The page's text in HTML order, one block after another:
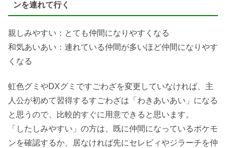
ンを連れて行く
親しみやすい：とても仲間になりやすくなる
和気あいあい：連れている仲間が多いほど仲間になりやす
くなる
虹色グミやDXグミですごわざを変更していなければ、主
人公が初めて習得するすごわざは「わきあいあい」になる
と思うので、比較的すぐに用意できると思います。
「したしみやすい」の方は、既に仲間になっているポケモ
ンを確認するか、居なければ先にセレビィやジラーチを仲